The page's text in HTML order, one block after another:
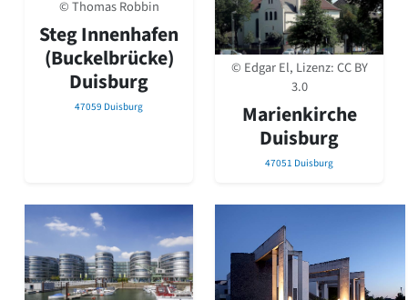
© Thomas Robbin
Steg Innenhafen
(Buckelbrücke)
Duisburg
47059 Duisburg
© Edgar El, Lizenz:CC BY
3.0
Marienkirche
Duisburg
47051 Duisburg